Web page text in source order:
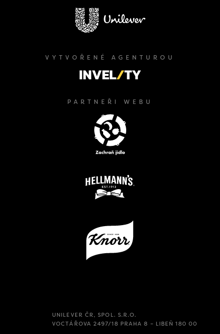
VYTVOŘENÉ AGENTUROU
PARTNEŘI WEBU
UNILEVER ČR, SPOL. S.R.O.
VOCTÁŘOVA 2497/18 PRAHA 8 – LIBEŇ 180 00